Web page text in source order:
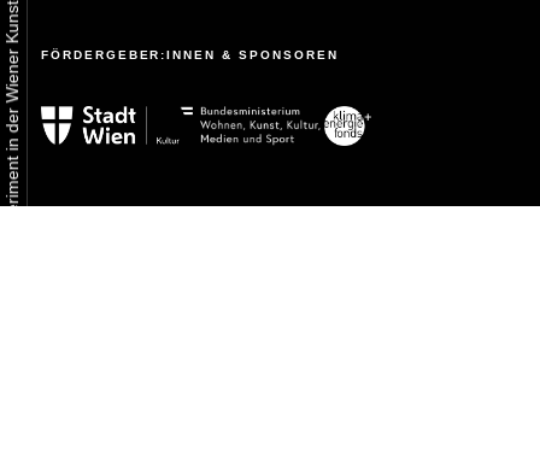
FÖRDERGEBER:INNEN & SPONSOREN